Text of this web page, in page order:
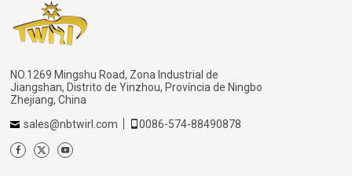
NO.1269 Mingshu Road, Zona Industrial de
Jiangshan, Distrito de Yinzhou, Província de Ningbo
Zhejiang, China
sales@nbtwirl.com
0086-574-88490878